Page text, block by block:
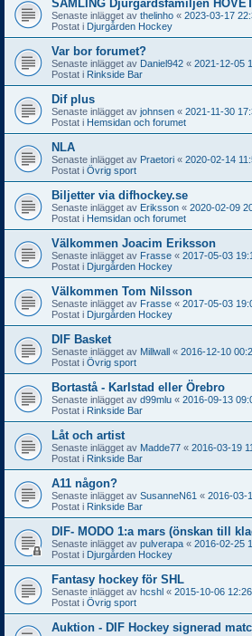
SAMLING Djurgårdsfamiljen
Senaste inlägget av thelinho « 2023-03-17
Postat i Djurgården Hockey
Var bor forumet?
Senaste inlägget av Daniel942 « 2021-12-05
Postat i Rinkside Bar
Dif plus
Senaste inlägget av johnsen « 2021-11-30
Postat i Hemsidan och forumet
NLA
Senaste inlägget av Praetori « 2020-02-14
Postat i Övrig sport
Biljetter via difhockey.se
Senaste inlägget av Eriksson « 2020-02-09
Postat i Hemsidan och forumet
Välkommen Joacim Eriksson
Senaste inlägget av Frasse « 2017-05-03
Postat i Djurgården Hockey
Välkommen Tom Nilsson
Senaste inlägget av Frasse « 2017-05-03
Postat i Djurgården Hockey
DIF Basket
Senaste inlägget av Millwall « 2016-12-10
Postat i Övrig sport
Bortastå - Karlstad eller Örebro
Senaste inlägget av d99mlu « 2016-09-13
Postat i Rinkside Bar
Låt och artist
Senaste inlägget av Madde77 « 2016-03-19
Postat i Rinkside Bar
A11 någon?
Senaste inlägget av SusanneN61 « 2016-03-
Postat i Rinkside Bar
DIF- MODO 1:a mars (önskan till
Senaste inlägget av pulverapa « 2016-02-25
Postat i Djurgården Hockey
Fantasy hockey för SHL
Senaste inlägget av hcshl « 2015-10-06
Postat i Övrig sport
Auktion - DIF Hockey signerad